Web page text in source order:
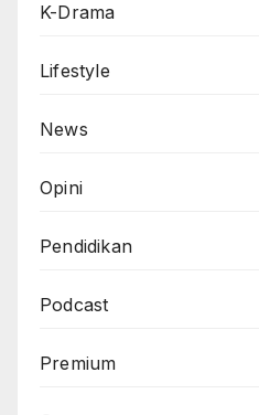
K-Drama
Lifestyle
News
Opini
Pendidikan
Podcast
Premium